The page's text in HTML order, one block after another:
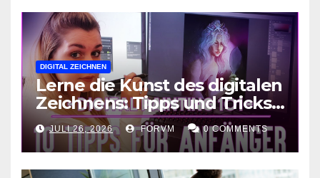
DIGITAL ZEICHNEN
Lerne die Kunst des digitalen
Zeichnens: Tipps und Tricks
für kreative Ausdruckskunst
JULI 26, 2026 FORVM 0 COMMENTS